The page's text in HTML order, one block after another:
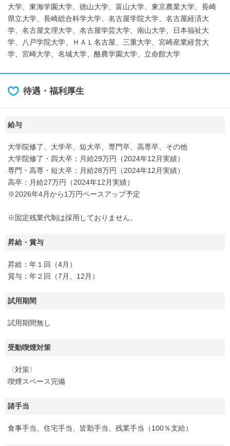
大学、東海学園大学、徳山大学、富山大学、東京農業大学、長崎
県立大学、長崎総合科学大学、名古屋学院大学、名古屋経済大
学、名古屋文理大学、名古屋学芸大学、南山大学、日本福祉大
学、八戸学院大学、ＨＡＬ名古屋、三重大学、宮崎産業経営大
学、宮崎大学、名城大学、酪農学園大学、立命館大学
待遇・福利厚生
給与
大学院修了、大学卒、短大卒、専門卒、高専卒、その他
大学院修了・四大卒：月給29万円（2024年12月実績）
専門・高専・短大卒：月給28万円（2024年12月実績）
高卒：月給27万円（2024年12月実績）
※2026年4月から1万円ベースアップ予定
※固定残業代制は採用しておりません。
昇給・賞与
昇給：年１回（4月）
賞与：年２回（7月、12月）
試用期間
試用期間無し
受動喫煙対策
〈対策〉
喫煙スペース完備
諸手当
食事手当、住宅手当、皆勤手当、残業手当（100％支給）